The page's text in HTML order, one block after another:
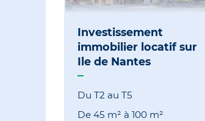
Investissement
immobilier locatif sur
Ile de Nantes
Du T2 au T5
De 45 m² à 100 m²